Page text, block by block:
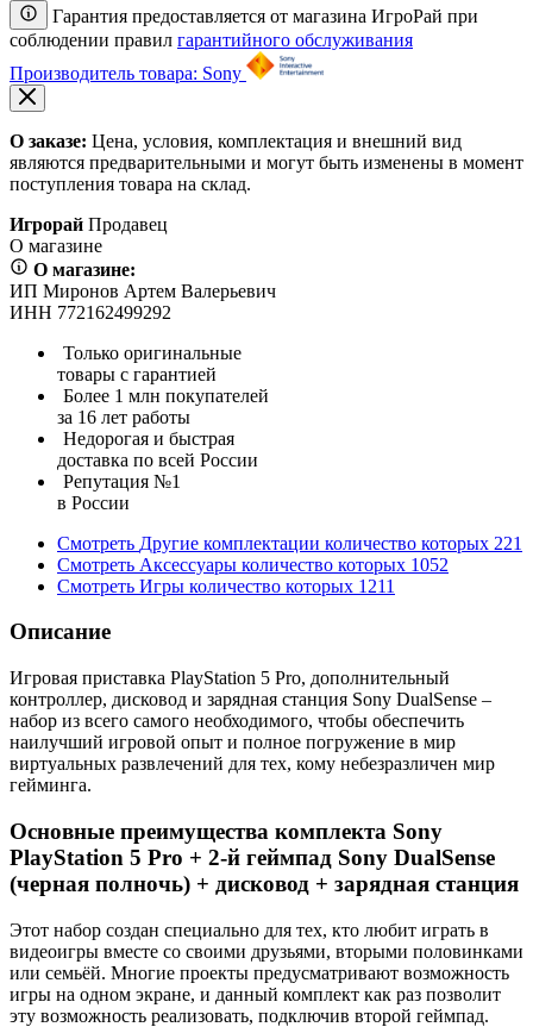
Гарантия предоставляется от магазина ИгроРай при
соблюдении правил гарантийного обслуживания
Производитель товара: Sony
О заказе: Цена, условия, комплектация и внешний вид
являются предварительными и могут быть изменены в момент
поступления товара на склад.
Игрорай Продавец
О магазине
О магазине:
ИП Миронов Артем Валерьевич
ИНН 772162499292
Только оригинальные
товары с гарантией
Более 1 млн покупателей
за 16 лет работы
Недорогая и быстрая
доставка по всей России
Репутация №1
в России
Смотреть Другие комплектации количество которых 221
Смотреть Аксессуары количество которых 1052
Смотреть Игры количество которых 1211
Описание
Игровая приставка PlayStation 5 Pro, дополнительный
контроллер, дисковод и зарядная станция Sony DualSense –
набор из всего самого необходимого, чтобы обеспечить
наилучший игровой опыт и полное погружение в мир
виртуальных развлечений для тех, кому небезразличен мир
гейминга.
Основные преимущества комплекта Sony
PlayStation 5 Pro + 2-й геймпад Sony DualSense
(черная полночь) + дисковод + зарядная станция
Этот набор создан специально для тех, кто любит играть в
видеоигры вместе со своими друзьями, вторыми половинками
или семьёй. Многие проекты предусматривают возможность
игры на одном экране, и данный комплект как раз позволит
эту возможность реализовать, подключив второй геймпад.